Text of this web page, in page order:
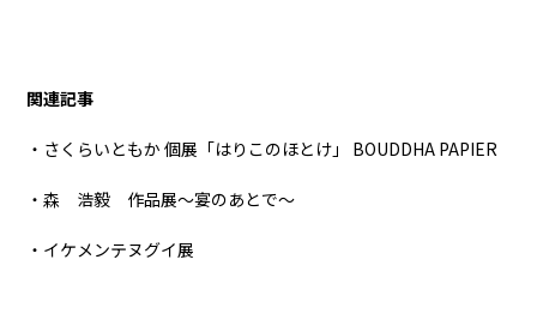
関連記事
・さくらいともか 個展「はりこのほとけ」 BOUDDHA PAPIER
・森 浩毅 作品展～宴のあとで～
・イケメンテヌグイ展